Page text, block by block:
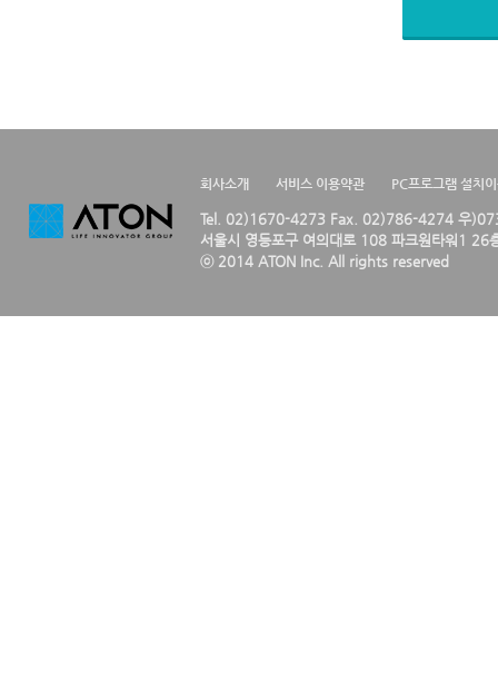
회사소개 서비스 이용약관 PC프로그램 설치
Tel. 02)1670-4273 Fax. 02)786-4274 우
서울시 영등포구 여의대로 108 파크원타워1 26
ⓒ 2014 ATON Inc. All rights reserved